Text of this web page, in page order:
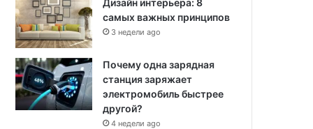
Дизайн интерьера: 8
самых важных принципов
3 недели ago
Почему одна зарядная
станция заряжает
электромобиль быстрее
другой?
4 недели ago